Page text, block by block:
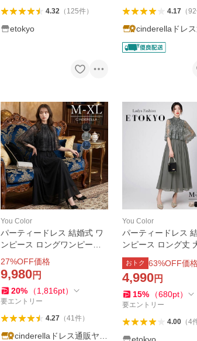
4.32（ 125件）
etokyo
4.17（92
cinderellaドレス
ー店
You Color
パーティードレス 結婚式 ワ
ンピース ロングワンピース
ロングドレス 大きいサイズ 2
0代 30代 40代 ドレス フォー
マル パーティー お呼ばれ 同
窓会 上品 ycpt23
27%OFF価格
9,980円
20% （1,816pt）
要エントリー
4.27（41件）
cinderellaドレス通販ヤフ
You Color
パーティードレス
ンピース ロング丈
イズ 20代 30代 40代
ント 大人 可愛い マ
フォーマル レディー
ティー ycpt23
おトク 63%OFF価
4,990円
15% （680pt）
要エントリー
4.00（4